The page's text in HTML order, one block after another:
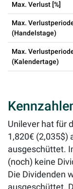
Max. Verlust [%]
Max.
(Handelstage)
Max.
(Kalendertage)
Unilever hat für
1,820€ (2,035$)
ausgeschüttet.
(noch) keine
Die Dividenden